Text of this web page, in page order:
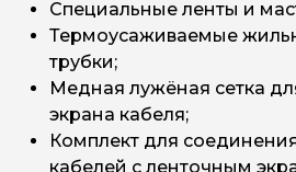
Специальные ленты и
Термоусаживаемые
трубки;
Медная лужёная сетка
экрана кабеля;
Комплект для
кабелей с ленточным